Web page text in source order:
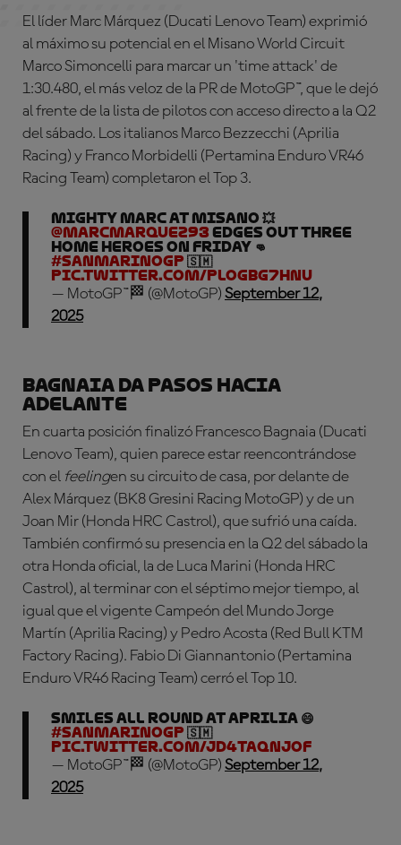
El líder Marc Márquez (Ducati Lenovo Team) exprimió
al máximo su potencial en el Misano World Circuit
Marco Simoncelli para marcar un 'time attack' de
1:30.480, el más veloz de la PR de MotoGP™, que le dejó
al frente de la lista de pilotos con acceso directo a la Q2
del sábado. Los italianos Marco Bezzecchi (Aprilia
Racing) y Franco Morbidelli (Pertamina Enduro VR46
Racing Team) completaron el Top 3.
Mighty Marc at Misano 💥
@marcmarquez93 edges out three
home heroes on Friday 👊
#SanMarinoGP 🇸🇲
pic.twitter.com/PLOGbg7HnU
— MotoGP™🏁 (@MotoGP) September 12,
2025
Bagnaia da pasos hacia
adelante
En cuarta posición finalizó Francesco Bagnaia (Ducati
Lenovo Team), quien parece estar reencontrándose
con el feelingen su circuito de casa, por delante de
Alex Márquez (BK8 Gresini Racing MotoGP) y de un
Joan Mir (Honda HRC Castrol), que sufrió una caída.
También confirmó su presencia en la Q2 del sábado la
otra Honda oficial, la de Luca Marini (Honda HRC
Castrol), al terminar con el séptimo mejor tiempo, al
igual que el vigente Campeón del Mundo Jorge
Martín (Aprilia Racing) y Pedro Acosta (Red Bull KTM
Factory Racing). Fabio Di Giannantonio (Pertamina
Enduro VR46 Racing Team) cerró el Top 10.
Smiles all round at Aprilia 😄
#SanMarinoGP 🇸🇲
pic.twitter.com/jd4tAqnJof
— MotoGP™🏁 (@MotoGP) September 12,
2025